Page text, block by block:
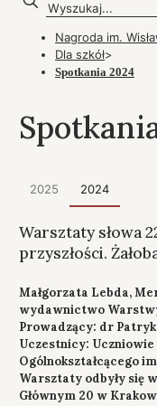
Nagroda im.
Dla szkół>
Spotkania 2024
2025 2024
Warsztaty słowa
przyszłości.
Małgorzata Lebda,
wydawnictwo
Prowadzący: dr Patryk
Uczestnicy:
Ogólnokształcącego
Warsztaty odbyły się
Głównym 20 w